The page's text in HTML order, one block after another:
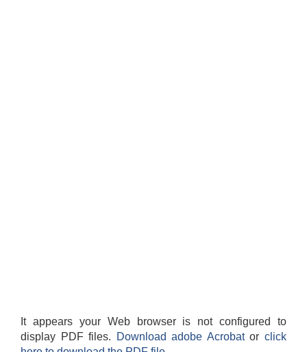
It appears your Web browser is not configured to
display PDF files.
Download adobe Acrobatorclick